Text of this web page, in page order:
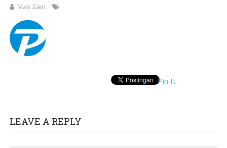
Mas Zain
Pin It
LEAVE A REPLY